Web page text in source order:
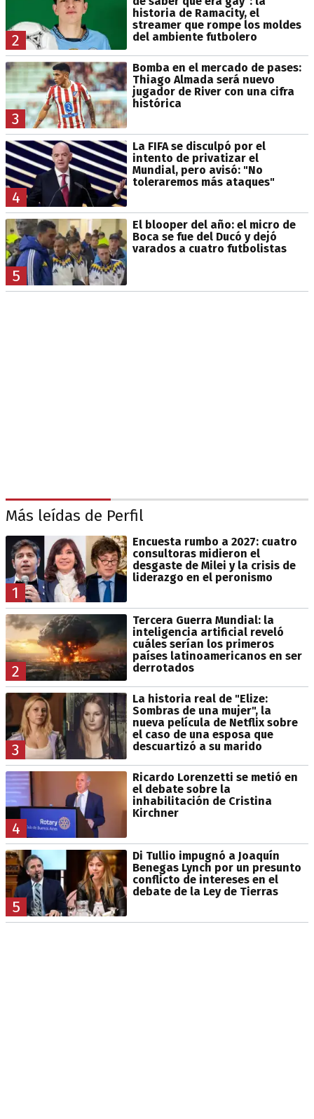
2
historia de Ramacity, el
streamer que rompe los moldes
del ambiente futbolero
3
Bomba en el mercado de pases:
Thiago Almada será nuevo
jugador de River con una cifra
histórica
4
La FIFA se disculpó por el
intento de privatizar el
Mundial, pero avisó: "No
toleraremos más ataques"
5
El blooper del año: el micro de
Boca se fue del Ducó y dejó
varados a cuatro futbolistas
Más leídas de Perfil
1
Encuesta rumbo a 2027: cuatro
consultoras midieron el
desgaste de Milei y la crisis de
liderazgo en el peronismo
2
Tercera Guerra Mundial: la
inteligencia artificial reveló
cuáles serían los primeros
países latinoamericanos en ser
derrotados
3
La historia real de "Elize:
Sombras de una mujer", la
nueva película de Netflix sobre
el caso de una esposa que
descuartizó a su marido
4
Ricardo Lorenzetti se metió en
el debate sobre la
inhabilitación de Cristina
Kirchner
5
Di Tullio impugnó a Joaquín
Benegas Lynch por un presunto
conflicto de intereses en el
debate de la Ley de Tierras